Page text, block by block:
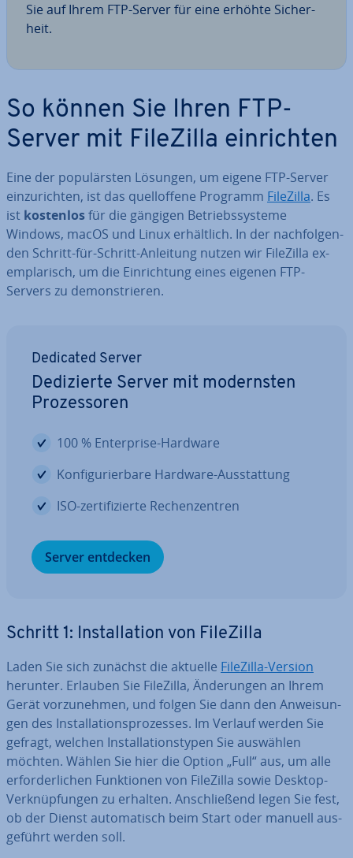
Sie auf Ihrem FTP-Server für eine erhöhte Si­cher­
heit.
So können Sie Ihren FTP-
Server mit FileZilla ein­rich­ten
Eine der po­pu­lärs­ten Lösungen, um eigene FTP-Server
ein­zu­rich­ten, ist das quell­of­fe­ne Programm FileZilla. Es
ist kostenlosfür die gängigen Be­triebs­sys­te­me
Windows, macOS und Linux er­hält­lich. In der nach­fol­gen­
den Schritt-für-Schritt-Anleitung nutzen wir FileZilla ex­
em­pla­risch, um die Ein­rich­tung eines eigenen FTP-
Servers zu de­mons­trie­ren.
Dedicated Server
De­di­zier­te Server mit mo­derns­ten
Pro­zes­so­ren
100 % En­ter­pri­se-Hardware
Kon­fi­gu­rier­ba­re Hardware-Aus­stat­tung
ISO-zer­ti­fi­zier­te Re­chen­zen­tren
Server entdecken
Schritt 1: In­stal­la­ti­on von FileZilla
Laden Sie sich zunächst die aktuelle FileZilla-Version
herunter. Erlauben Sie FileZilla, Än­de­run­gen an Ihrem
Gerät vor­zu­neh­men, und folgen Sie dann den An­wei­sun­
gen des In­stal­la­ti­ons­pro­zes­ses. Im Verlauf werden Sie
gefragt, welchen In­stal­la­ti­ons­ty­pen Sie auswählen
möchten. Wählen Sie hier die Option „Full“ aus, um alle
er­for­der­li­chen Funk­tio­nen von FileZilla sowie Desktop-
Ver­knüp­fun­gen zu erhalten. An­schlie­ßend legen Sie fest,
ob der Dienst au­to­ma­tisch beim Start oder manuell aus­
ge­führt werden soll.